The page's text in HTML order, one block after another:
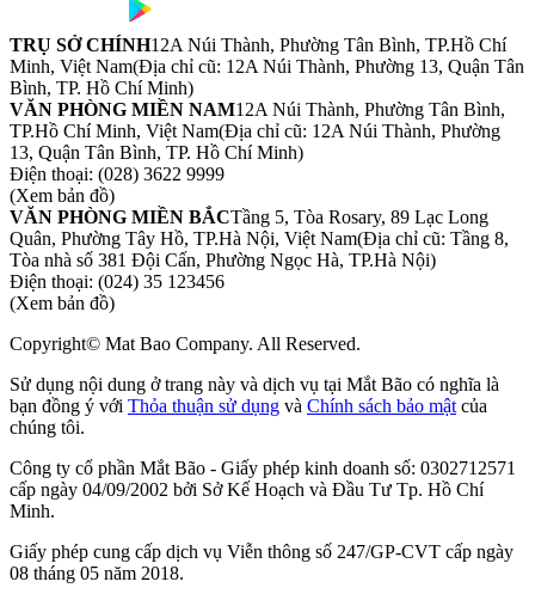
TRỤ SỞ CHÍNH12A Núi Thành, Phường Tân Bình, TP.Hồ Chí
Minh, Việt Nam(Địa chỉ cũ: 12A Núi Thành, Phường 13, Quận Tân
Bình, TP. Hồ Chí Minh)
VĂN PHÒNG MIỀN NAM12A Núi Thành, Phường Tân Bình,
TP.Hồ Chí Minh, Việt Nam(Địa chỉ cũ: 12A Núi Thành, Phường
13, Quận Tân Bình, TP. Hồ Chí Minh)
Điện thoại: (028) 3622 9999
(Xem bản đồ)
VĂN PHÒNG MIỀN BẮCTầng 5, Tòa Rosary, 89 Lạc Long
Quân, Phường Tây Hồ, TP.Hà Nội, Việt Nam(Địa chỉ cũ: Tầng 8,
Tòa nhà số 381 Đội Cấn, Phường Ngọc Hà, TP.Hà Nội)
Điện thoại: (024) 35 123456
(Xem bản đồ)
Copyright© Mat Bao Company. All Reserved.
Sử dụng nội dung ở trang này và dịch vụ tại Mắt Bão có nghĩa là
bạn đồng ý với Thỏa thuận sử dụng và Chính sách bảo mật của
chúng tôi.
Công ty cổ phần Mắt Bão - Giấy phép kinh doanh số: 0302712571
cấp ngày 04/09/2002 bởi Sở Kế Hoạch và Đầu Tư Tp. Hồ Chí
Minh.
Giấy phép cung cấp dịch vụ Viễn thông số 247/GP-CVT cấp ngày
08 tháng 05 năm 2018.